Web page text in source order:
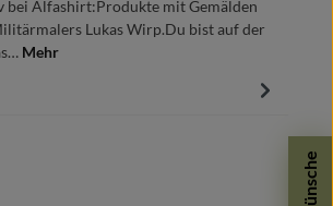
bei Alfashirt:Produkte mit Gemälden
Lukas Wirp.Du bist auf der
Mehr